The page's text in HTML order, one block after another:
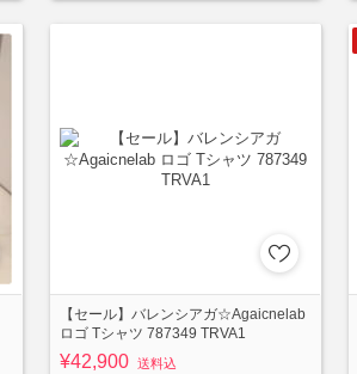
【セール】バレンシアガ☆Agaicnelab
ロゴ Tシャツ 787349 TRVA1
¥42,900 送料込